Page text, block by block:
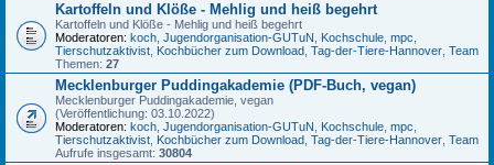
Kartoffeln und Klöße - Mehlig und heiß begehrt
Kartoffeln und Klöße - Mehlig und heiß begehrt
Moderatoren: koch, Jugendorganisation-GUTuN, Kochschule, mpc,
Tierschutzaktivist, Kochbücher zum Download, Tag-der-Tiere-Hannover, Team
Themen: 27
Mecklenburger Puddingakademie (PDF-Buch, vegan)
Mecklenburger Puddingakademie, vegan
(Veröffentlichung: 03.10.2022)
Moderatoren: koch, Jugendorganisation-GUTuN, Kochschule, mpc,
Tierschutzaktivist, Kochbücher zum Download, Tag-der-Tiere-Hannover, Team
Aufrufe insgesamt: 30804